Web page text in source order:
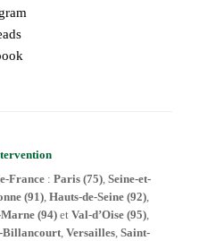
France : Paris (75), Seine-et-
(91), Hauts-de-Seine (92),
(94)et Val-d’Oise (95),
Billancourt, Versailles, Saint-